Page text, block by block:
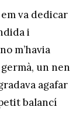
va dedicar
i
m’havia
un nen
agafar
balancí